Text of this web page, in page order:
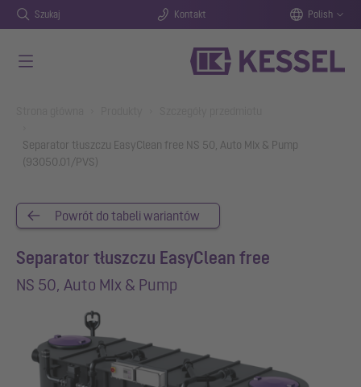
Szukaj Kontakt Polish
Separator tłuszczu EasyClean free NS 50, Auto MIx & Pump
(93050.01/PVS)
Powrót do tabeli wariantów
Separator tłuszczu EasyClean free
NS 50, Auto MIx & Pump